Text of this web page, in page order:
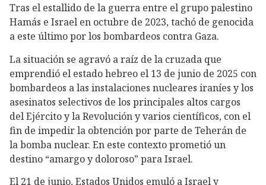
Tras el estallido de la guerra entre el grupo palestino
Hamás e Israel en octubre de 2023, tachó de genocida
a este último por los bombardeos contra Gaza.
La situación se agravó a raíz de la cruzada que
emprendió el estado hebreo el 13 de junio de 2025 con
bombardeos a las instalaciones nucleares iraníes y los
asesinatos selectivos de los principales altos cargos
del Ejército y la Revolución y varios científicos, con el
fin de impedir la obtención por parte de Teherán de
la bomba nuclear. En este contexto prometió un
destino “amargo y doloroso” para Israel.
El 21 de junio, Estados Unidos emuló a Israel y